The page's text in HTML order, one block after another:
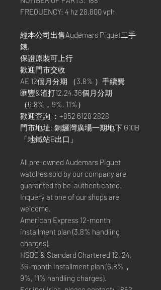
FREQUENCY: 4 hz 28,800 vph
經本公司出售Audemars Piguet二手
錶,
保證原裝可上行
歡迎門市交收
AE 12個月分期 （3.8% ）手續費
匯豐&渣打12,24,36個月分期
（6.8%，9%, 11%）
歡迎查詢 ：+852 6128 2828
門市地址: 銅鑼灣廣場一期地下 G10B
「地鐵站B出口」
All pre-owned Audemars Piguet
watches sold by our company are
guaranted to be authenticated.
Inquery at one of our shops are
welcome.
American Express 12-month
installment plan (3.8% handling
charges).
HSBC & Standard Chartered 12, 24,
36-month installment plan (6.8%，
9%, 11% handling charges).